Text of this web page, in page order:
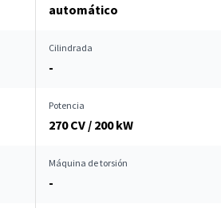
automático
Cilindrada
-
Potencia
270 CV / 200 kW
Máquina de torsión
-